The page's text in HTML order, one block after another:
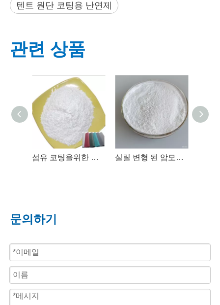
텐트 원단 코팅용 난연제
관련 상품
섬유 코팅을위한 변형 된 암모늄 폴리 포스페이트 (Phaseⅱ) 화염 지연제 실릴 변형 된 암모늄 폴리 포스페이트 (Phases) 화염 지연제
문의하기